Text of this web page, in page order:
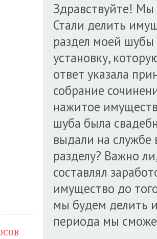
Здравствуйте! Мы
Стали делить
раздел моей
установку,
ответ указала
собрание
нажитое
шуба была
выдали на службе
разделу? Важно
составлял
имущество до
мы будем делить
периода мы